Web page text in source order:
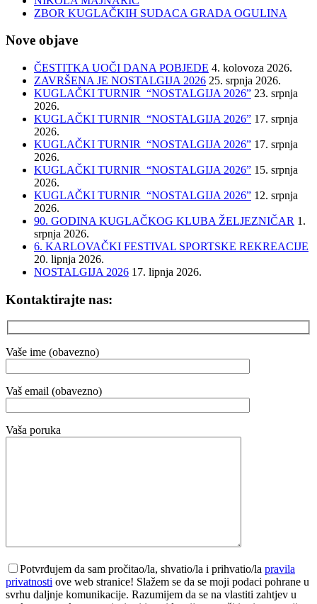
ZBOR KUGLAČKIH SUDACA GRADA OGULINA
Nove objave
ČESTITKA UOČI DANA POBJEDE 4. kolovoza 2026.
ZAVRŠENA JE NOSTALGIJA 2026 25. srpnja 2026.
KUGLAČKI TURNIR “NOSTALGIJA 2026” 23. srpnja
2026.
KUGLAČKI TURNIR “NOSTALGIJA 2026” 17. srpnja
2026.
KUGLAČKI TURNIR “NOSTALGIJA 2026” 17. srpnja
2026.
KUGLAČKI TURNIR “NOSTALGIJA 2026” 15. srpnja
2026.
KUGLAČKI TURNIR “NOSTALGIJA 2026” 12. srpnja
2026.
90. GODINA KUGLAČKOG KLUBA ŽELJEZNIČAR 1.
srpnja 2026.
6. KARLOVAČKI FESTIVAL SPORTSKE REKREACIJE
20. lipnja 2026.
NOSTALGIJA 2026 17. lipnja 2026.
Kontaktirajte nas:
Vaše ime (obavezno)
Vaš email (obavezno)
Vaša poruka
Potvrđujem da sam pročitao/la, shvatio/la i prihvatio/la pravila
privatnosti ove web stranice! Slažem se da se moji podaci pohrane u
svrhu daljnje komunikacije. Razumijem da se na vlastiti zahtjev u